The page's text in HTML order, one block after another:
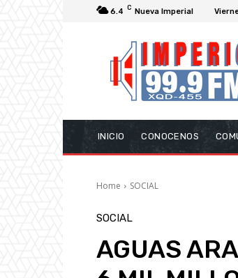
6.4 C Nueva Imperial
INICIO CONOCENOS
Home SOCIAL
SOCIAL
AGUAS